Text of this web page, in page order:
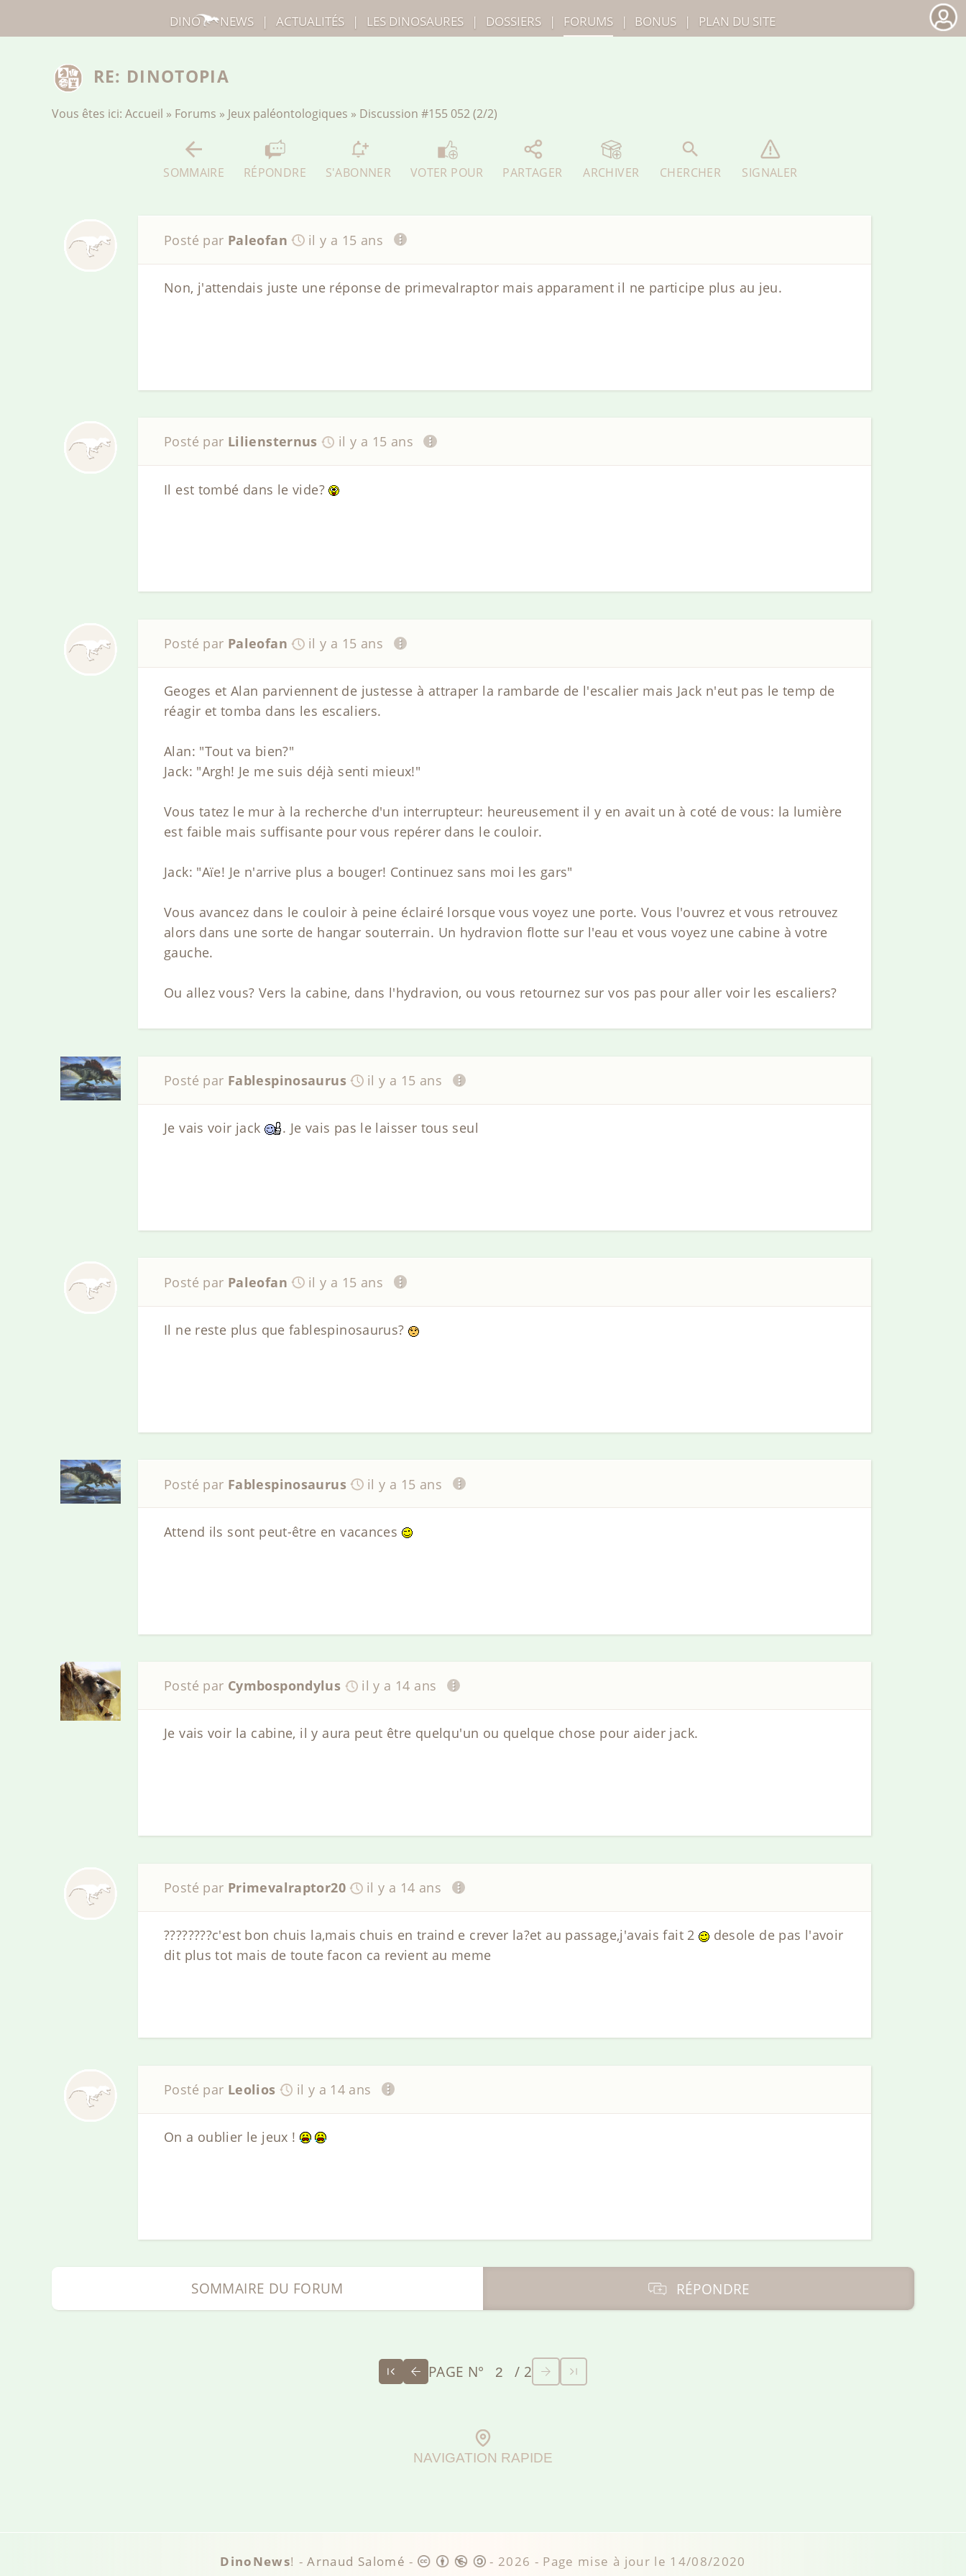
RE: DINOTOPIA
Vous êtes ici: Accueil » Forums » Jeux paléontologiques » Discussion #155 052 (2/2)
SOMMAIRE RÉPONDRE S'ABONNER VOTER POUR PARTAGER ARCHIVER CHERCHER SIGNALER
Posté par Paleofan il y a 15 ans
Non, j'attendais juste une réponse de primevalraptor mais apparament il ne participe plus au jeu.
Posté par Liliensternus il y a 15 ans
Il est tombé dans le vide?
Posté par Paleofan il y a 15 ans
Geoges et Alan parviennent de justesse à attraper la rambarde de l'escalier mais Jack n'eut pas le temp de
réagir et tomba dans les escaliers.
Alan: "Tout va bien?"
Jack: "Argh! Je me suis déjà senti mieux!"
Vous tatez le mur à la recherche d'un interrupteur: heureusement il y en avait un à coté de vous: la lumière
est faible mais suffisante pour vous repérer dans le couloir.
Jack: "Aïe! Je n'arrive plus a bouger! Continuez sans moi les gars"
Vous avancez dans le couloir à peine éclairé lorsque vous voyez une porte. Vous l'ouvrez et vous retrouvez
alors dans une sorte de hangar souterrain. Un hydravion flotte sur l'eau et vous voyez une cabine à votre
gauche.
Ou allez vous? Vers la cabine, dans l'hydravion, ou vous retournez sur vos pas pour aller voir les escaliers?
Posté par Fablespinosaurus il y a 15 ans
Je vais voir jack . Je vais pas le laisser tous seul
Posté par Paleofan il y a 15 ans
Il ne reste plus que fablespinosaurus?
Posté par Fablespinosaurus il y a 15 ans
Attend ils sont peut-être en vacances
Posté par Cymbospondylus il y a 14 ans
Je vais voir la cabine, il y aura peut être quelqu'un ou quelque chose pour aider jack.
Posté par Primevalraptor20 il y a 14 ans
????????c'est bon chuis la,mais chuis en traind e crever la?et au passage,j'avais fait 2
desole de pas l'avoir
dit plus tot mais de toute facon ca revient au meme
Posté par Leolios il y a 14 ans
On a oublier le jeux !
RÉPONDRE
SOMMAIRE DU FORUM
PAGE N° / 2
NAVIGATION RAPIDE
DINO NEWS | ACTUALITÉS | LES DINOSAURES | DOSSIERS | FORUMS | BONUS | PLAN DU SITE
DinoNews! -Arnaud Salomé - - 2026 - Page mise à jour le 14/08/2020